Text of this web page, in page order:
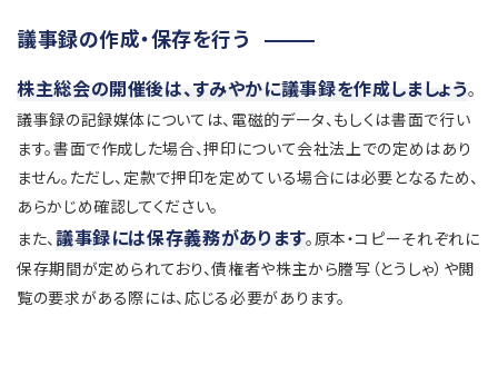
議事録の作成・保存を行う
株主総会の開催後は、すみやかに議事録を作成しましょう。
議事録の記録媒体については、電磁的データ、もしくは書面で行い
ます。書面で作成した場合、押印について会社法上での定めはあり
ません。ただし、定款で押印を定めている場合には必要となるため、
あらかじめ確認してください。
また、議事録には保存義務があります。原本・コピーそれぞれに
保存期間が定められており、債権者や株主から謄写（とうしゃ）や閲
覧の要求がある際には、応じる必要があります。